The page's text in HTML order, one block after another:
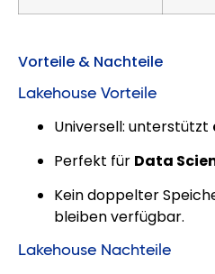
Vorteile & Nachteile
Lakehouse Vorteile
Universell: unterstützt
Perfekt für Data
Kein doppelter
bleiben verfügbar.
Lakehouse Nachteile